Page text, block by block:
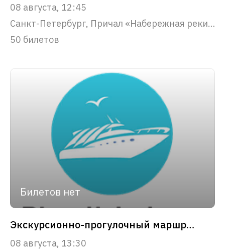
08 августа, 12:45
Санкт-Петербург, Причал «Набережная реки Фонтанки, 53»
50 билетов
Билетов нет
Экскурсионно-прогулочный маршрут "Северная Венеция"
08 августа, 13:30